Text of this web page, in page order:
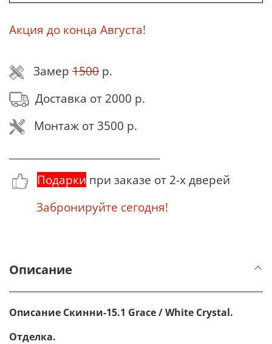
Акция до конца Августа!
Замер 1500 р.
Доставка от 2000 р.
Монтаж от 3500 р.
Подарки при заказе от 2-х дверей
Забронируйте сегодня!
Описание
Описание Скинни-15.1 Grace / White Сrystal.
Отделка.